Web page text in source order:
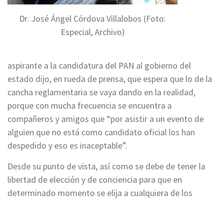
Dr. José Ángel Córdova Villalobos (Foto:
Especial, Archivo)
aspirante a la candidatura del PAN al gobierno del
estado dijo, en rueda de prensa, que espera que lo de la
cancha reglamentaria se vaya dando en la realidad,
porque con mucha frecuencia se encuentra a
compañeros y amigos que “por asistir a un evento de
alguien que no está como candidato oficial los han
despedido y eso es inaceptable”.
Desde su punto de vista, así como se debe de tener la
libertad de elección y de conciencia para que en
determinado momento se elija a cualquiera de los